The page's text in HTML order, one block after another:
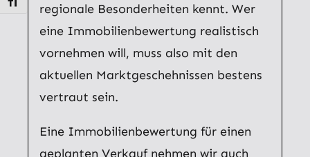
Schrift vergrößern
regionale Besonderheiten kennt. Wer
eine Immobilienbewertung realistisch
vornehmen will, muss also mit den
aktuellen Marktgeschehnissen bestens
vertraut sein.
Eine Immobilienbewertung für einen
geplanten Verkauf nehmen wir auch